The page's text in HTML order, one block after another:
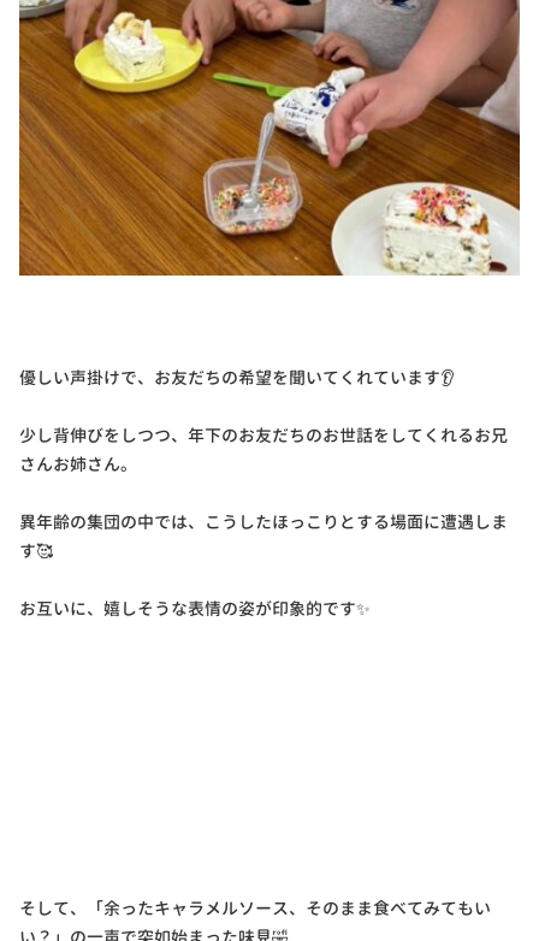
優しい声掛けで、お友だちの希望を聞いてくれています👂
少し背伸びをしつつ、年下のお友だちのお世話をしてくれるお兄
さんお姉さん。
異年齢の集団の中では、こうしたほっこりとする場面に遭遇しま
す🥰
お互いに、嬉しそうな表情の姿が印象的です✨
そして、「余ったキャラメルソース、そのまま食べてみてもい